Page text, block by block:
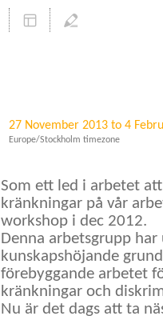
27 November 2013 to 4
Europe/Stockholm timezone
Som ett led i arbetet
kränkningar på vår
workshop i dec 2012.
Denna arbetsgrupp
kunskapshöjande
förebyggande arbetet
kränkningar och
Nu är det dags att ta